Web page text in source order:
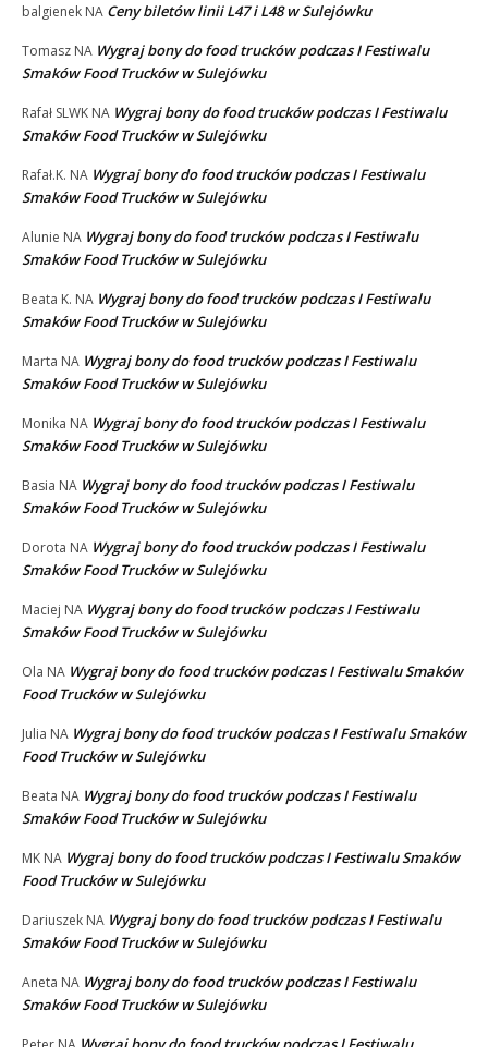
balgienek NA Ceny biletów linii L47 i L48 w Sulejówku
Tomasz NA Wygraj bony do food trucków podczas I Festiwalu
Smaków Food Trucków w Sulejówku
Rafał SLWK NA Wygraj bony do food trucków podczas I Festiwalu
Smaków Food Trucków w Sulejówku
Rafał.K. NA Wygraj bony do food trucków podczas I Festiwalu
Smaków Food Trucków w Sulejówku
Alunie NA Wygraj bony do food trucków podczas I Festiwalu
Smaków Food Trucków w Sulejówku
Beata K. NA Wygraj bony do food trucków podczas I Festiwalu
Smaków Food Trucków w Sulejówku
Marta NA Wygraj bony do food trucków podczas I Festiwalu
Smaków Food Trucków w Sulejówku
Monika NA Wygraj bony do food trucków podczas I Festiwalu
Smaków Food Trucków w Sulejówku
Basia NA Wygraj bony do food trucków podczas I Festiwalu
Smaków Food Trucków w Sulejówku
Dorota NA Wygraj bony do food trucków podczas I Festiwalu
Smaków Food Trucków w Sulejówku
Maciej NA Wygraj bony do food trucków podczas I Festiwalu
Smaków Food Trucków w Sulejówku
Ola NA Wygraj bony do food trucków podczas I Festiwalu Smaków
Food Trucków w Sulejówku
Julia NA Wygraj bony do food trucków podczas I Festiwalu Smaków
Food Trucków w Sulejówku
Beata NA Wygraj bony do food trucków podczas I Festiwalu
Smaków Food Trucków w Sulejówku
MK NA Wygraj bony do food trucków podczas I Festiwalu Smaków
Food Trucków w Sulejówku
Dariuszek NA Wygraj bony do food trucków podczas I Festiwalu
Smaków Food Trucków w Sulejówku
Aneta NA Wygraj bony do food trucków podczas I Festiwalu
Smaków Food Trucków w Sulejówku